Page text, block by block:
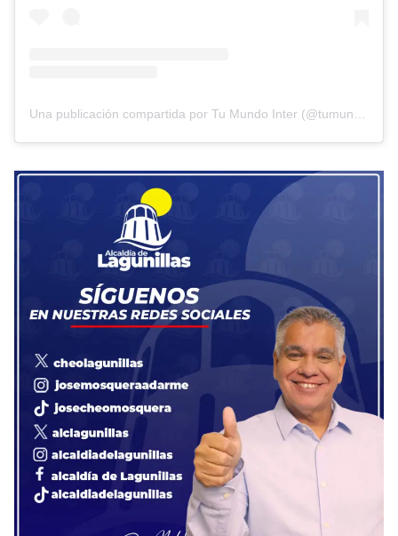
Una publicación compartida por Tu Mundo Inter (@tumundointer)